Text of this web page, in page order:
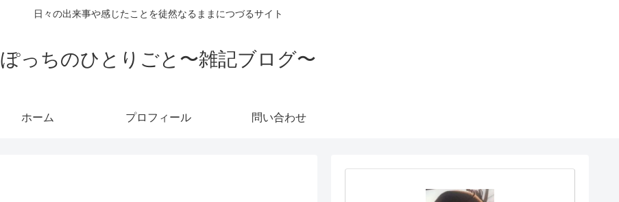
日々の出来事や感じたことを徒然なるままにつづるサイト
ぽっちのひとりごと〜雑記ブログ〜
ホーム プロフィール 問い合わせ